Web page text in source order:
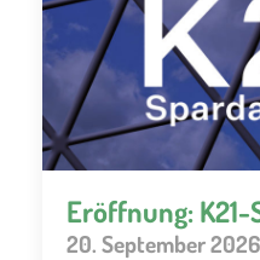
Eröffnung:
20. September